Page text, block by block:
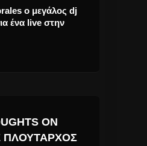
ο μεγάλος dj
live στην
ON
ΠΛΟΎΤΑΡΧΟΣ